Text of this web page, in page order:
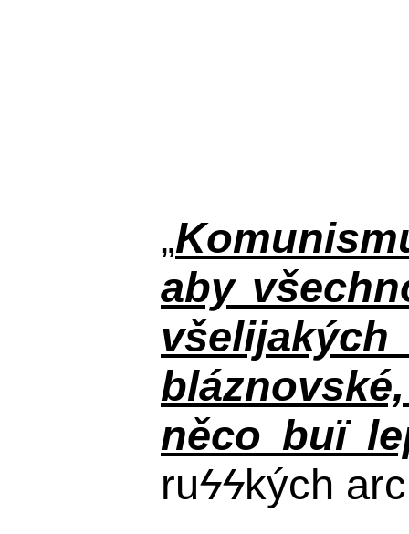
„
aby
něco buï
ruϟϟkých